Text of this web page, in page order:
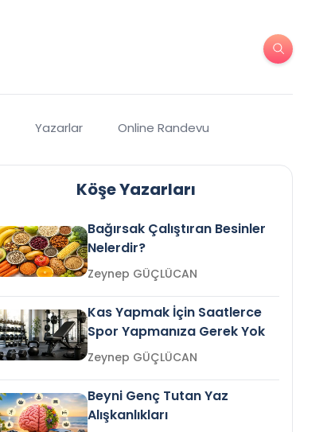
Yazarlar Online Randevu
Köşe Yazarları
Bağırsak Çalıştıran Besinler
Nelerdir?
Zeynep GÜÇLÜCAN
Kas Yapmak İçin Saatlerce
Spor Yapmanıza Gerek Yok
Zeynep GÜÇLÜCAN
Beyni Genç Tutan Yaz
Alışkanlıkları